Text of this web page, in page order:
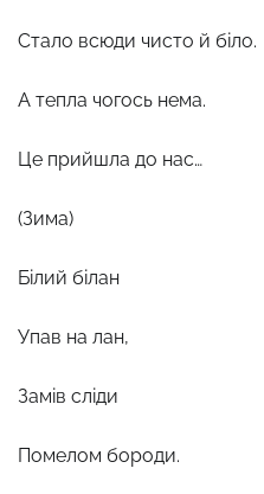
Стало всюди чисто й біло.
А тепла чогось нема.
Це прийшла до нас…
(Зима)
Білий білан
Упав на лан,
Замів сліди
Помелом бороди.